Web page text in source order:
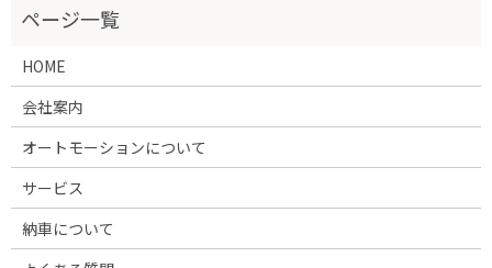
HOME
会社案内
オートモーションについて
サービス
納車について